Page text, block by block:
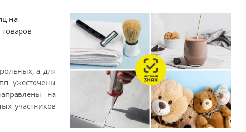
на
а для
ужесточены
на
участников